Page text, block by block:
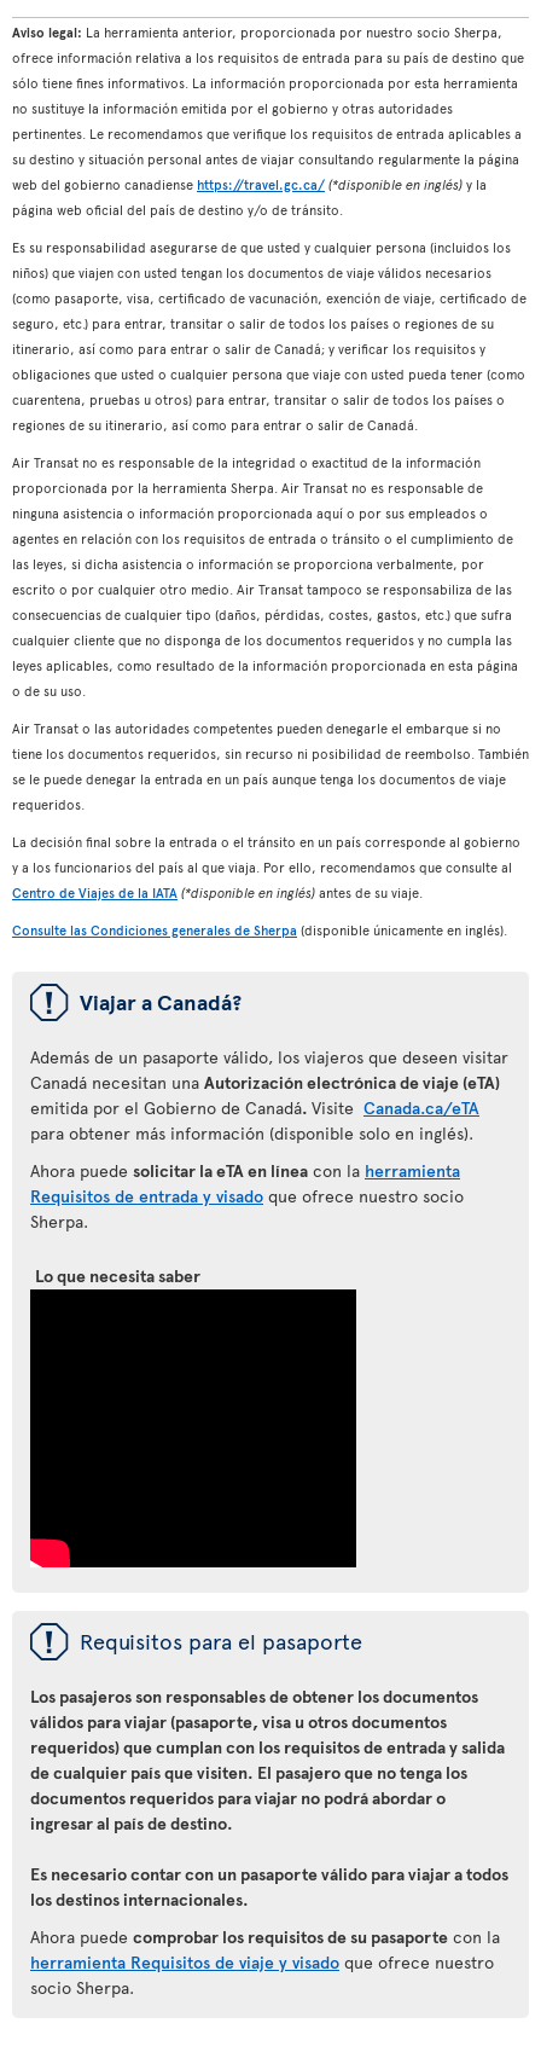
Aviso legal: La herramienta anterior, proporcionada por nuestro socio Sherpa,
ofrece información relativa a los requisitos de entrada para su país de destino que
sólo tiene fines informativos. La información proporcionada por esta herramienta
no sustituye la información emitida por el gobierno y otras autoridades
pertinentes. Le recomendamos que verifique los requisitos de entrada aplicables a
su destino y situación personal antes de viajar consultando regularmente la página
web del gobierno canadiense https://travel.gc.ca/ (*disponible en inglés) y la
página web oficial del país de destino y/o de tránsito.
Es su responsabilidad asegurarse de que usted y cualquier persona (incluidos los
niños) que viajen con usted tengan los documentos de viaje válidos necesarios
(como pasaporte, visa, certificado de vacunación, exención de viaje, certificado de
seguro, etc.) para entrar, transitar o salir de todos los países o regiones de su
itinerario, así como para entrar o salir de Canadá; y verificar los requisitos y
obligaciones que usted o cualquier persona que viaje con usted pueda tener (como
cuarentena, pruebas u otros) para entrar, transitar o salir de todos los países o
regiones de su itinerario, así como para entrar o salir de Canadá.
Air Transat no es responsable de la integridad o exactitud de la información
proporcionada por la herramienta Sherpa. Air Transat no es responsable de
ninguna asistencia o información proporcionada aquí o por sus empleados o
agentes en relación con los requisitos de entrada o tránsito o el cumplimiento de
las leyes, si dicha asistencia o información se proporciona verbalmente, por
escrito o por cualquier otro medio. Air Transat tampoco se responsabiliza de las
consecuencias de cualquier tipo (daños, pérdidas, costes, gastos, etc.) que sufra
cualquier cliente que no disponga de los documentos requeridos y no cumpla las
leyes aplicables, como resultado de la información proporcionada en esta página
o de su uso.
Air Transat o las autoridades competentes pueden denegarle el embarque si no
tiene los documentos requeridos, sin recurso ni posibilidad de reembolso. También
se le puede denegar la entrada en un país aunque tenga los documentos de viaje
requeridos.
La decisión final sobre la entrada o el tránsito en un país corresponde al gobierno
y a los funcionarios del país al que viaja. Por ello, recomendamos que consulte al
Centro de Viajes de la IATA (*disponible en inglés) antes de su viaje.
Consulte las Condiciones generales de Sherpa (disponible únicamente en inglés).
ü Viajar a Canadá?
Además de un pasaporte válido, los viajeros que deseen visitar
Canadá necesitan una Autorización electrónica de viaje (eTA)
emitida por el Gobierno de Canadá. Visite Canada.ca/eTA
para obtener más información (disponible solo en inglés).
Ahora puede solicitar la eTA en línea con la herramienta
Requisitos de entrada y visado que ofrece nuestro socio
Sherpa.
Lo que necesita saber
ü Requisitos para el pasaporte
Los pasajeros son responsables de obtener los documentos
válidos para viajar (pasaporte, visa u otros documentos
requeridos) que cumplan con los requisitos de entrada y salida
de cualquier país que visiten. El pasajero que no tenga los
documentos requeridos para viajar no podrá abordar o
ingresar al país de destino.
Es necesario contar con un pasaporte válido para viajar a todos
los destinos internacionales.
Ahora puede comprobar los requisitos de su pasaporte con la
herramienta Requisitos de viaje y visado que ofrece nuestro
socio Sherpa.